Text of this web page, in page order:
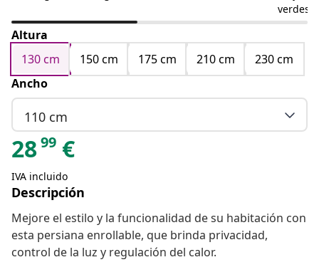
verdes
Altura
130 cm
150 cm 175 cm 210 cm
230 cm
Ancho
110 cm
2899 €
IVA incluido
Descripción
Mejore el estilo y la funcionalidad de su habitación con
esta persiana enrollable, que brinda privacidad,
control de la luz y regulación del calor.